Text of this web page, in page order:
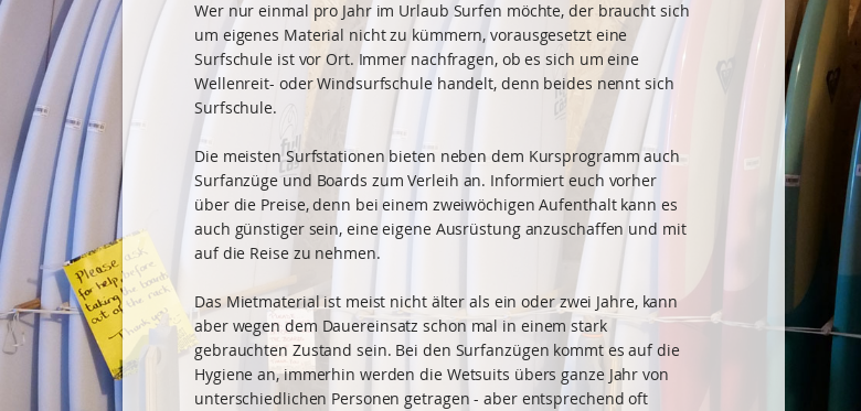
Wer nur einmal pro Jahr im Urlaub Surfen möchte, der braucht sich
um eigenes Material nicht zu kümmern, vorausgesetzt eine
Surfschule ist vor Ort. Immer nachfragen, ob es sich um eine
Wellenreit- oder Windsurfschule handelt, denn beides nennt sich
Surfschule.
Die meisten Surfstationen bieten neben dem Kursprogramm auch
Surfanzüge und Boards zum Verleih an. Informiert euch vorher
über die Preise, denn bei einem zweiwöchigen Aufenthalt kann es
auch günstiger sein, eine eigene Ausrüstung anzuschaffen und mit
auf die Reise zu nehmen.
Das Mietmaterial ist meist nicht älter als ein oder zwei Jahre, kann
aber wegen dem Dauereinsatz schon mal in einem stark
gebrauchten Zustand sein. Bei den Surfanzügen kommt es auf die
Hygiene an, immerhin werden die Wetsuits übers ganze Jahr von
unterschiedlichen Personen getragen - aber entsprechend oft